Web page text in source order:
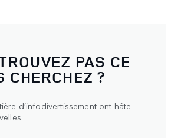
PAS CE
CHERCHEZ ?
d’infodivertissement ont hâte